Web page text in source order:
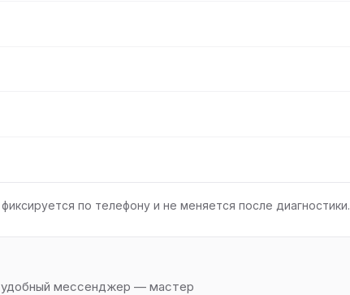
по телефону и не меняется после диагностики.
удобный мессенджер — мастер